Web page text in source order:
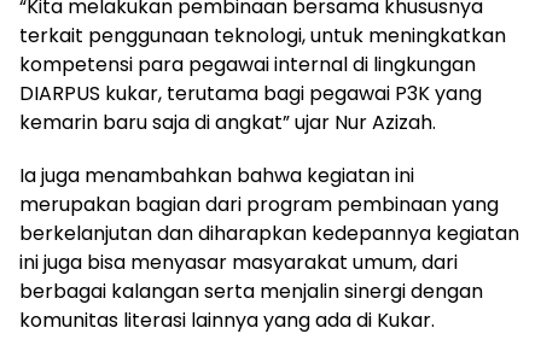
“Kita melakukan pembinaan bersama khususnya
terkait penggunaan teknologi, untuk meningkatkan
kompetensi para pegawai internal di lingkungan
DIARPUS kukar, terutama bagi pegawai P3K yang
kemarin baru saja di angkat” ujar Nur Azizah.
Ia juga menambahkan bahwa kegiatan ini
merupakan bagian dari program pembinaan yang
berkelanjutan dan diharapkan kedepannya kegiatan
ini juga bisa menyasar masyarakat umum, dari
berbagai kalangan serta menjalin sinergi dengan
komunitas literasi lainnya yang ada di Kukar.